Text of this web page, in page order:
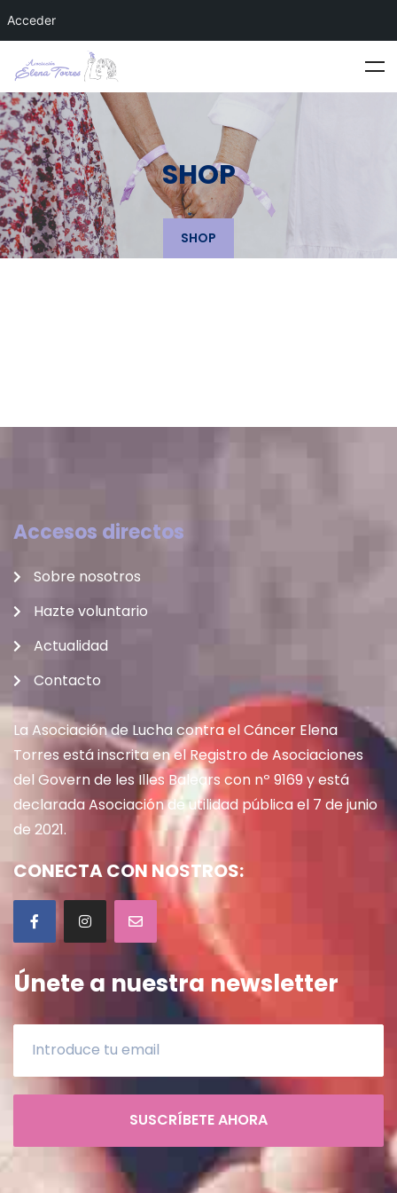
SHOP
SHOP
Accesos directos
Sobre nosotros
Hazte voluntario
Actualidad
Contacto
La Asociación de Lucha contra el Cáncer Elena
Torres está inscrita en el Registro de Asociaciones
del Govern de les Illes Balears con nº 9169 y está
declarada Asociación de utilidad pública el 7 de junio
de 2021.
CONECTA CON NOSTROS:
Únete a nuestra newsletter
SUSCRÍBETE AHORA
Acceder